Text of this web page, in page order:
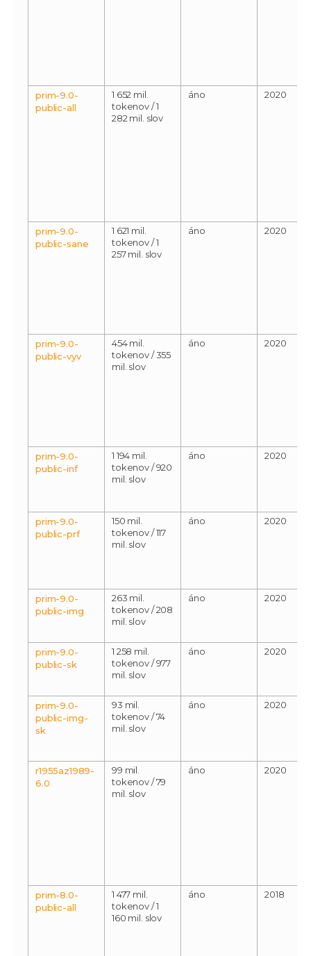
prim-9.0-
public-all
1 652 mil.
tokenov / 1
282 mil. slov
áno 2020
prim-9.0-
public-sane
1 621 mil.
tokenov / 1
257 mil. slov
áno 2020
prim-9.0-
public-vyv
454 mil.
tokenov / 355
mil. slov
áno 2020
prim-9.0-
public-inf
1 194 mil.
tokenov / 920
mil. slov
áno 2020
prim-9.0-
public-prf
150 mil.
tokenov / 117
mil. slov
áno 2020
prim-9.0-
public-img
263 mil.
tokenov / 208
mil. slov
áno 2020
prim-9.0-
public-sk
1 258 mil.
tokenov / 977
mil. slov
áno 2020
prim-9.0-
public-img-
sk
93 mil.
tokenov / 74
mil. slov
áno 2020
r1955az1989-
6.0
99 mil.
tokenov / 79
mil. slov
áno 2020
prim-8.0-
public-all
1 477 mil.
tokenov / 1
160 mil. slov
áno 2018